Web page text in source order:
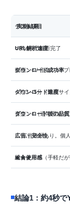
テスト項目
実測結果
URL解析速度
○ 約4秒で解析完了
ダウンロード成功率
動画：○ / 音楽：○ /
ダウンロード速度
○ 約3～5分（動画サイ
ダウンロード後の品質
音楽：○（通常用途で
広告・安全性
△ 広告表示あり。個
総合使用感
★★★☆☆（手軽だが安
結論1：約4秒